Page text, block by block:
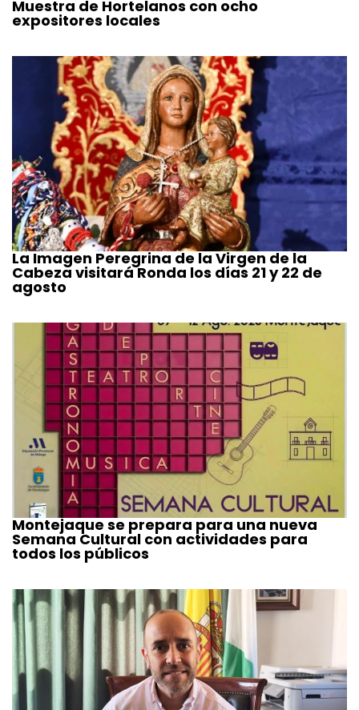
Muestra de Hortelanos con ocho
expositores locales
La Imagen Peregrina de la Virgen de la
Cabeza visitará Ronda los días 21 y 22 de
agosto
Montejaque se prepara para una nueva
Semana Cultural con actividades para
todos los públicos